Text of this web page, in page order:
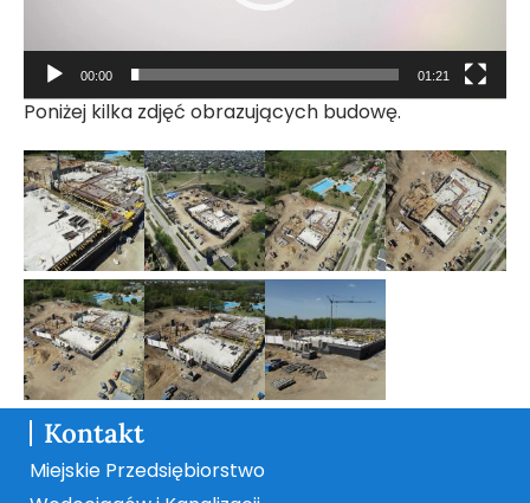
00:00 01:21
Poniżej kilka zdjęć obrazujących budowę.
Kontakt
Miejskie Przedsiębiorstwo